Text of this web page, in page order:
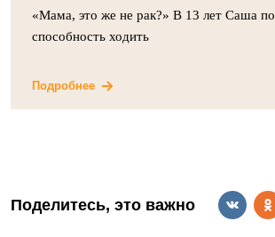
«Мама, это же не рак?» В 13 лет Саша
способность ходить
Подробнее
Поделитесь, это важно